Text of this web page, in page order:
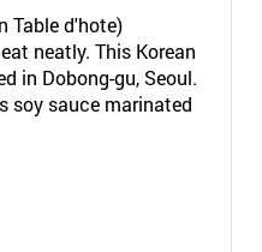
Table d'hote)
neatly. This Korean
in Dobong-gu, Seoul.
soy sauce marinated